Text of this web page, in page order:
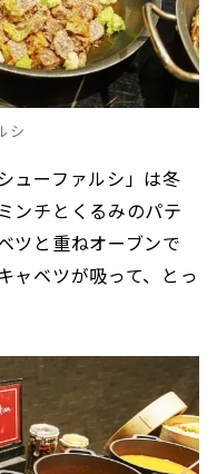
シ
ューファルシ」は冬
ンチとくるみのパテ
ツと重ねオーブンで
ャベツが吸って、とっ